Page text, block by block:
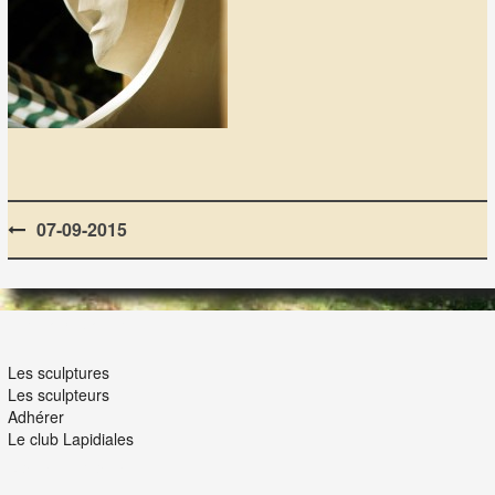
Post
navigation
07-09-2015
Les sculptures
Les sculpteurs
Adhérer
Le club Lapidiales